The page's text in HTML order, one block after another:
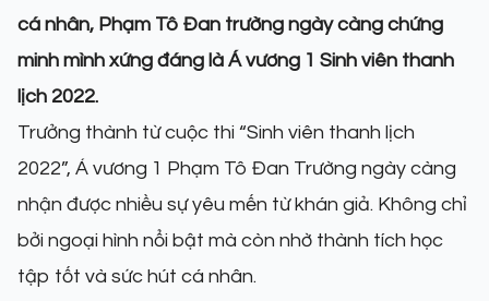
cá nhân, Phạm Tô Đan trường ngày càng chứng
minh mình xứng đáng là Á vương 1 Sinh viên thanh
lịch 2022.
Trưởng thành từ cuộc thi “Sinh viên thanh lịch
2022”, Á vương 1 Phạm Tô Đan Trường ngày càng
nhận được nhiều sự yêu mến từ khán giả. Không chỉ
bởi ngoại hình nổi bật mà còn nhờ thành tích học
tập tốt và sức hút cá nhân.